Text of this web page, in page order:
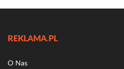
REKLAMA.PL
O Nas